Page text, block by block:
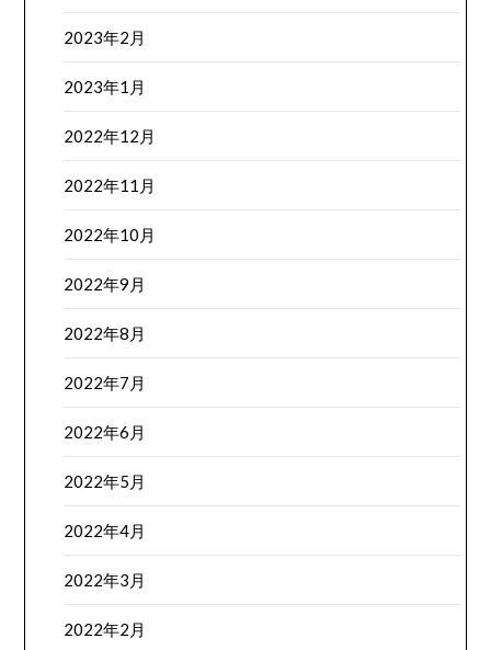
2023年2月
2023年1月
2022年12月
2022年11月
2022年10月
2022年9月
2022年8月
2022年7月
2022年6月
2022年5月
2022年4月
2022年3月
2022年2月